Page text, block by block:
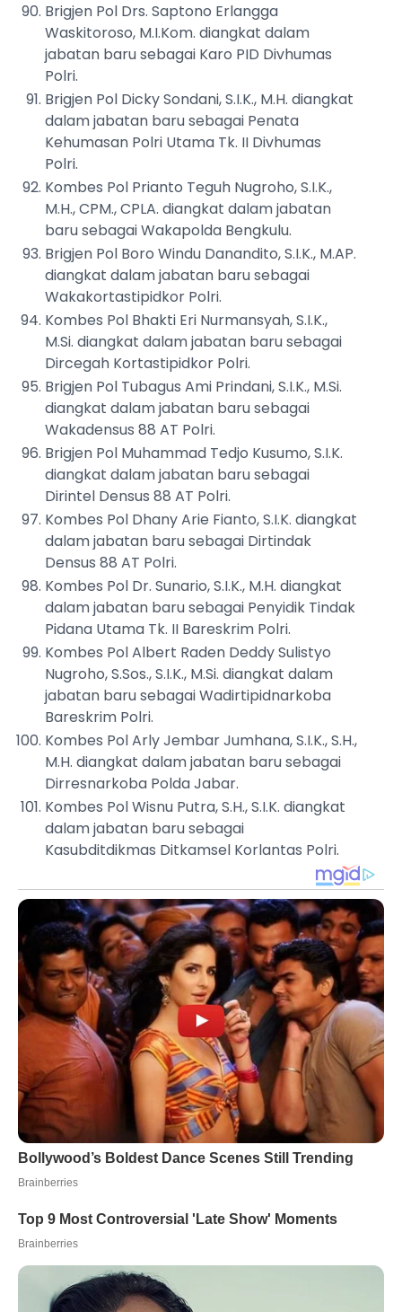
Brigjen Pol Drs. Saptono Erlangga
Waskitoroso, M.I.Kom. diangkat dalam
jabatan baru sebagai Karo PID Divhumas
Polri.
Brigjen Pol Dicky Sondani, S.I.K., M.H. diangkat
dalam jabatan baru sebagai Penata
Kehumasan Polri Utama Tk. II Divhumas
Polri.
Kombes Pol Prianto Teguh Nugroho, S.I.K.,
M.H., CPM., CPLA. diangkat dalam jabatan
baru sebagai Wakapolda Bengkulu.
Brigjen Pol Boro Windu Danandito, S.I.K., M.AP.
diangkat dalam jabatan baru sebagai
Wakakortastipidkor Polri.
Kombes Pol Bhakti Eri Nurmansyah, S.I.K.,
M.Si. diangkat dalam jabatan baru sebagai
Dircegah Kortastipidkor Polri.
Brigjen Pol Tubagus Ami Prindani, S.I.K., M.Si.
diangkat dalam jabatan baru sebagai
Wakadensus 88 AT Polri.
Brigjen Pol Muhammad Tedjo Kusumo, S.I.K.
diangkat dalam jabatan baru sebagai
Dirintel Densus 88 AT Polri.
Kombes Pol Dhany Arie Fianto, S.I.K. diangkat
dalam jabatan baru sebagai Dirtindak
Densus 88 AT Polri.
Kombes Pol Dr. Sunario, S.I.K., M.H. diangkat
dalam jabatan baru sebagai Penyidik Tindak
Pidana Utama Tk. II Bareskrim Polri.
Kombes Pol Albert Raden Deddy Sulistyo
Nugroho, S.Sos., S.I.K., M.Si. diangkat dalam
jabatan baru sebagai Wadirtipidnarkoba
Bareskrim Polri.
Kombes Pol Arly Jembar Jumhana, S.I.K., S.H.,
M.H. diangkat dalam jabatan baru sebagai
Dirresnarkoba Polda Jabar.
Kombes Pol Wisnu Putra, S.H., S.I.K. diangkat
dalam jabatan baru sebagai
Kasubditdikmas Ditkamsel Korlantas Polri.